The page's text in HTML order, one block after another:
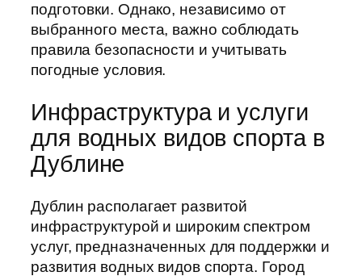
подготовки. Однако, независимо от
выбранного места, важно соблюдать
правила безопасности и учитывать
погодные условия.
Инфраструктура и услуги
для водных видов спорта в
Дублине
Дублин располагает развитой
инфраструктурой и широким спектром
услуг, предназначенных для поддержки и
развития водных видов спорта. Город